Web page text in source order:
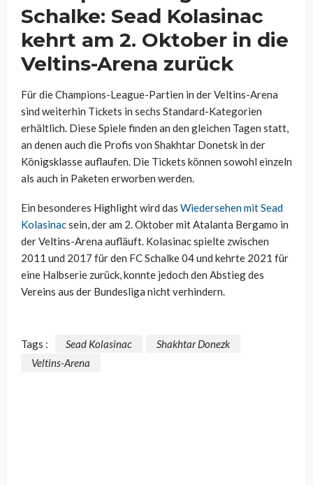
Schalke: Sead Kolasinac
kehrt am 2. Oktober in die
Veltins-Arena zurück
Für die Champions-League-Partien in der Veltins-Arena
sind weiterhin Tickets in sechs Standard-Kategorien
erhältlich. Diese Spiele finden an den gleichen Tagen statt,
an denen auch die Profis von Shakhtar Donetsk in der
Königsklasse auflaufen. Die Tickets können sowohl einzeln
als auch in Paketen erworben werden.
Ein besonderes Highlight wird das Wiedersehen mit Sead
Kolasinacsein, der am 2. Oktober mit Atalanta Bergamo in
der Veltins-Arena aufläuft. Kolasinac spielte zwischen
2011 und 2017 für den FC Schalke 04 und kehrte 2021 für
eine Halbserie zurück, konnte jedoch den Abstieg des
Vereins aus der Bundesliga nicht verhindern.
Tags : Sead Kolasinac
Shakhtar Donezk
Veltins-Arena